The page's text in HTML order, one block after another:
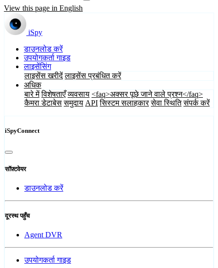
View this page in English
iSpy
डाउनलोड करें
उपयोगकर्ता गाइड
लाइसेंसिंग
लाइसेंस खरीदें लाइसेंस प्रबंधित करें
अधिक
बारे में विशेषताएँ व्यवसाय <faq>अक्सर पूछे जाने वाले प्रश्न</faq>
कैमरा डेटाबेस समुदाय API सिस्टम सलाहकार सेवा स्थिति संपर्क करें
iSpyConnect
सॉफ़्टवेयर
डाउनलोड करें
दूरस्थ पहुँच
Agent DVR
उपयोगकर्ता गाइड